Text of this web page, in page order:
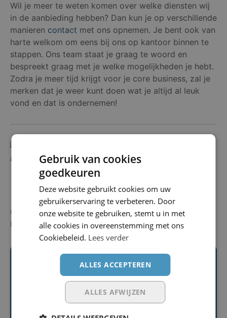
Wil je meer te weten komen over welke diensten wij
in de aanbieding hebben? Dan kun je op verschillende
manieren contact met ons opnemen. Je bent ook van
harte welkom om eens bij ons op kantoor binnen te
stappen. Ons team staat je graag te woord en
bespreekt graag met je welke mogelijkheden je hebt.
Zodra je meer tijd krijgt voor je core business, zal je
merken dat je weer kunt doen wat je altijd al leuk
vond en dat is ondernemen!
Costa Boon
Business Director
Gepubliceerd: 18 december 2023
Laatste wijziging: 13 februari 2024
Contactformulier
Vul onderstaand contactformulier in. Wij
nemen binnen 1 werkdag contact met je op!
Gebruik van cookies
goedkeuren
Deze website gebruikt cookies om uw
gebruikerservaring te verbeteren. Door
onze website te gebruiken, stemt u in met
alle cookies in overeenstemming met ons
Cookiebeleid. Lees verder
ALLES ACCEPTEREN
ALLES AFWIJZEN